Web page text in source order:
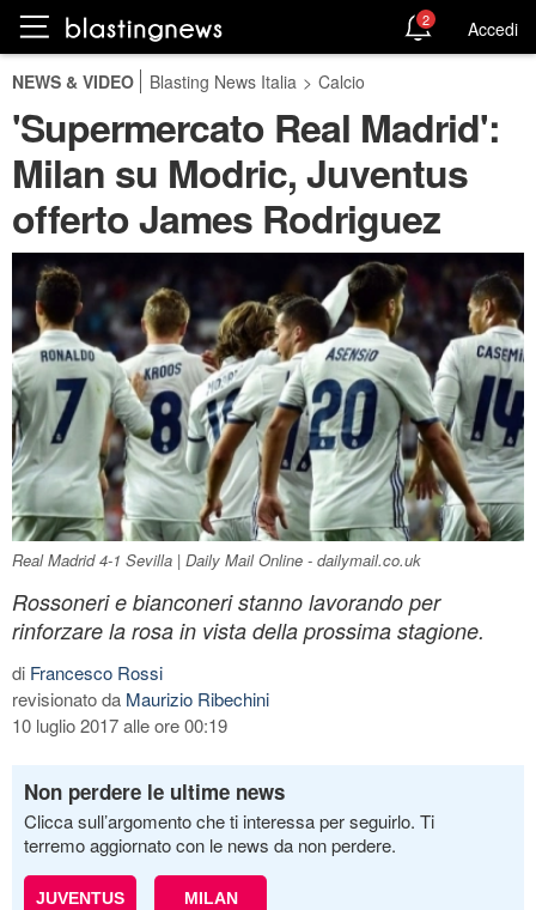
2 Accedi
NEWS & VIDEO Blasting News Italia > Calcio
'Supermercato Real Madrid':
Milan su Modric, Juventus
offerto James Rodriguez
Real Madrid 4-1 Sevilla | Daily Mail Online - dailymail.co.uk
Rossoneri e bianconeri stanno lavorando per
rinforzare la rosa in vista della prossima stagione.
di Francesco Rossi
revisionato da Maurizio Ribechini
10 luglio 2017 alle ore 00:19
Non perdere le ultime news
Clicca sull’argomento che ti interessa per seguirlo. Ti
terremo aggiornato con le news da non perdere.
JUVENTUS MILAN